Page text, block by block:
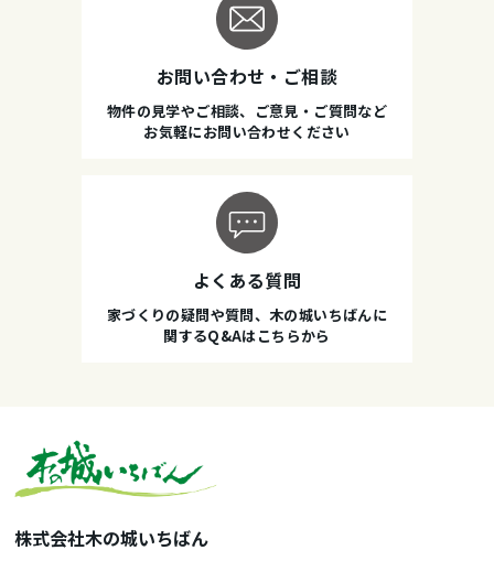
お問い合わせ・ご相談
物件の見学やご相談、ご意見・ご質問など
お気軽にお問い合わせください
よくある質問
家づくりの疑問や質問、木の城いちばんに
関するQ&Aはこちらから
株式会社木の城いちばん